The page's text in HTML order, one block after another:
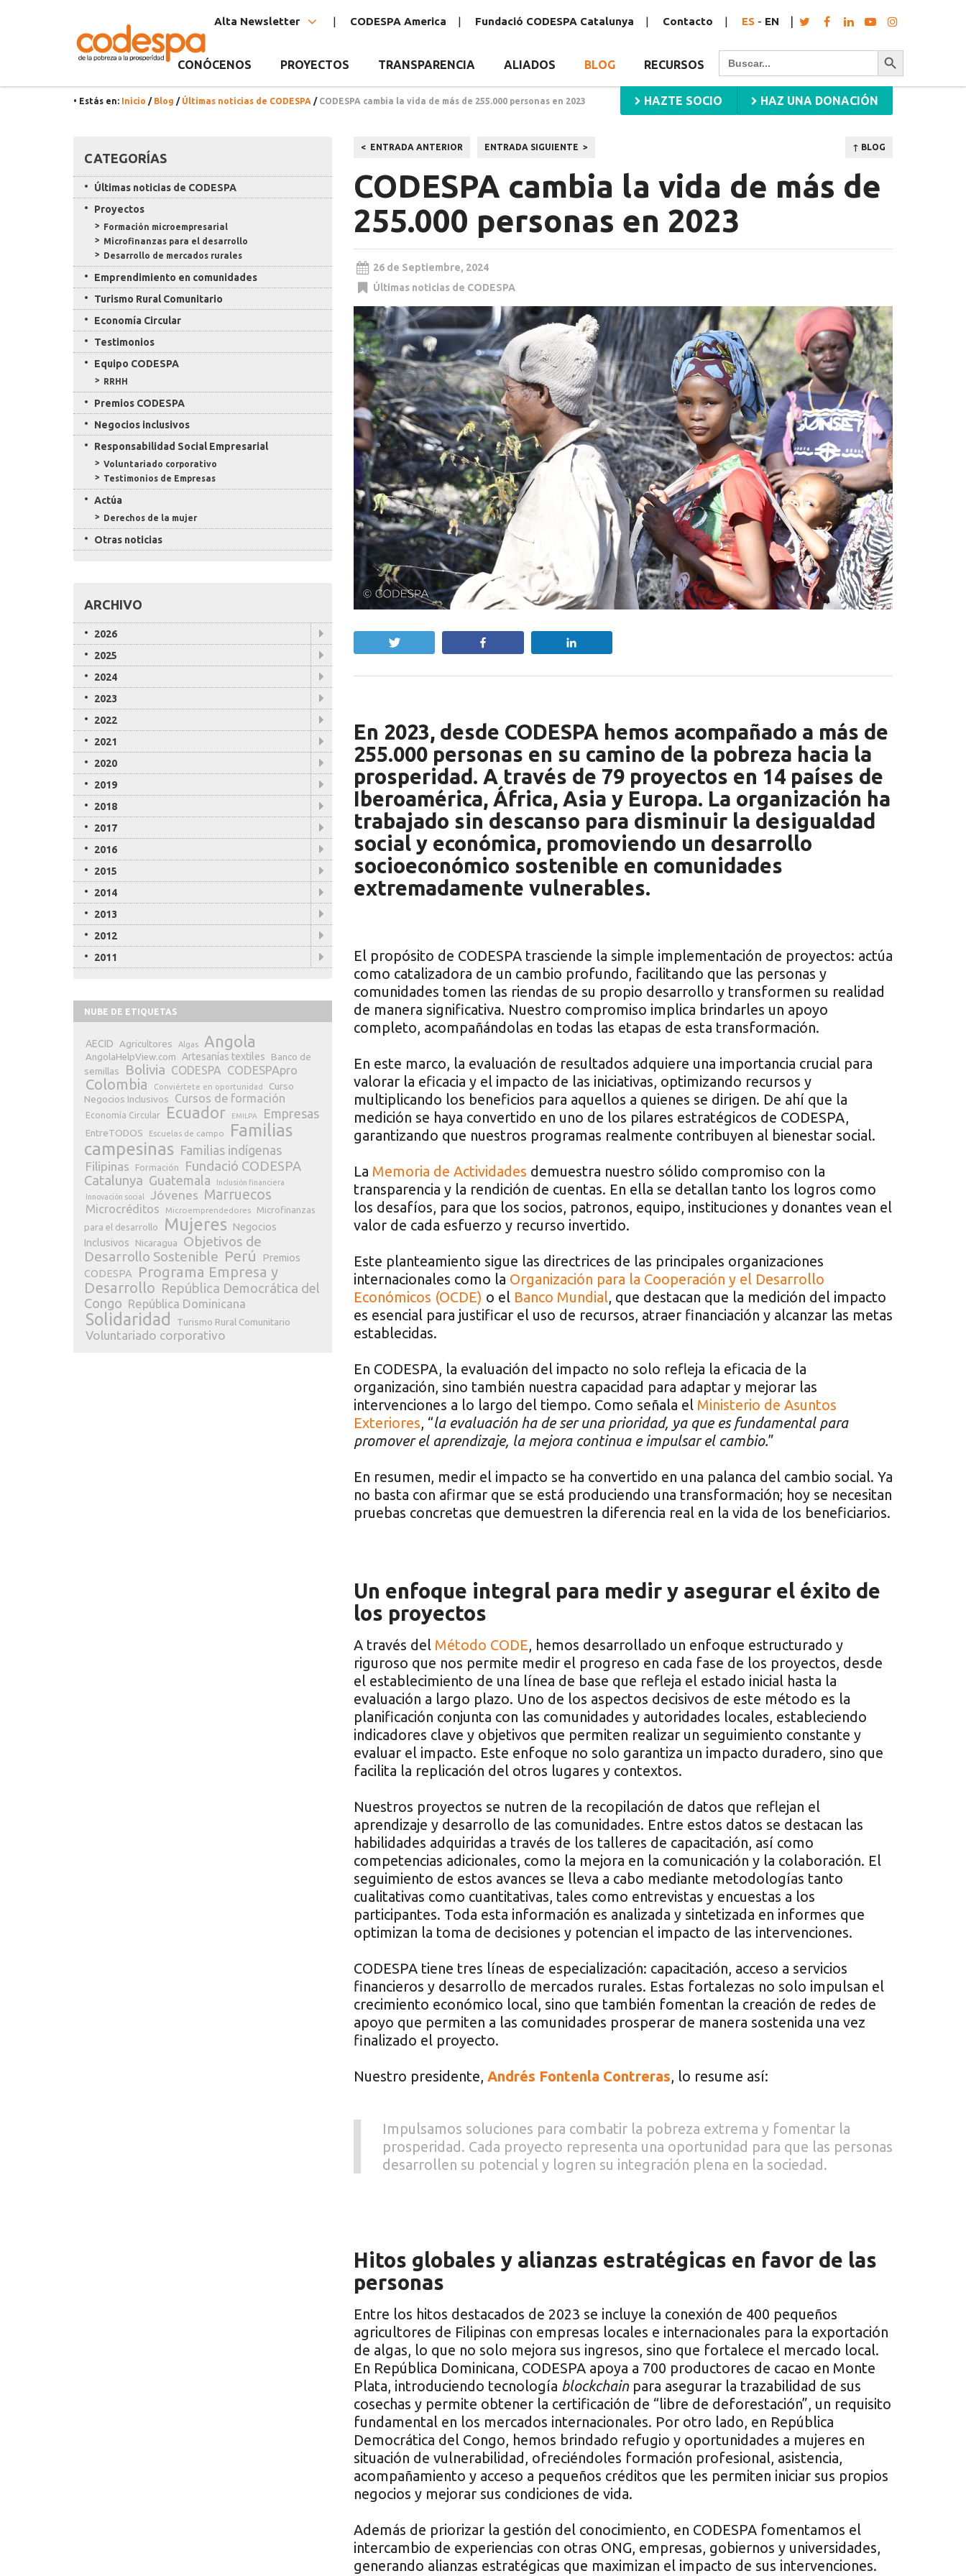
Alta Newsletter CODESPA America Fundació CODESPA Catalunya Contacto ES - EN
CONÓCENOS PROYECTOS TRANSPARENCIA ALIADOS BLOG RECURSOS
Buscar: Botón de búsqueda
HAZTE SOCIO HAZ UNA DONACIÓN
• Estás en: Inicio / Blog / Últimas noticias de CODESPA / CODESPA cambia la vida de más de 255.000 personas en 2023
↑ BLOG
Navegación
de
entradas
ENTRADA ANTERIOR ENTRADA SIGUIENTE
CODESPA cambia la vida de más de
255.000 personas en 2023
26 de Septiembre, 2024
Últimas noticias de CODESPA
En 2023, desde CODESPA hemos acompañado a más de
255.000 personas en su camino de la pobreza hacia la
prosperidad. A través de 79 proyectos en 14 países de
Iberoamérica, África, Asia y Europa. La organización ha
trabajado sin descanso para disminuir la desigualdad
social y económica, promoviendo un desarrollo
socioeconómico sostenible en comunidades
extremadamente vulnerables.
El propósito de CODESPA trasciende la simple implementación de proyectos: actúa
como catalizadora de un cambio profundo, facilitando que las personas y
comunidades tomen las riendas de su propio desarrollo y transformen su realidad
de manera significativa. Nuestro compromiso implica brindarles un apoyo
completo, acompañándolas en todas las etapas de esta transformación.
En este marco, la evaluación de resultados adquiere una importancia crucial para
valorar la eficacia y el impacto de las iniciativas, optimizando recursos y
multiplicando los beneficios para aquellos a quienes se dirigen. De ahí que la
medición se haya convertido en uno de los pilares estratégicos de CODESPA,
garantizando que nuestros programas realmente contribuyen al bienestar social.
La Memoria de Actividades demuestra nuestro sólido compromiso con la
transparencia y la rendición de cuentas. En ella se detallan tanto los logros como
los desafíos, para que los socios, patronos, equipo, instituciones y donantes vean el
valor de cada esfuerzo y recurso invertido.
Este planteamiento sigue las directrices de las principales organizaciones
internacionales como la Organización para la Cooperación y el Desarrollo
Económicos (OCDE) o el Banco Mundial
, que destacan que la medición del impacto
es esencial para justificar el uso de recursos, atraer financiación y alcanzar las metas
establecidas.
En CODESPA, la evaluación del impacto no solo refleja la eficacia de la
organización, sino también nuestra capacidad para adaptar y mejorar las
intervenciones a lo largo del tiempo. Como señala el Ministerio de Asuntos
Exteriores , “la evaluación ha de ser una prioridad, ya que es fundamental para
promover el aprendizaje, la mejora continua e impulsar el cambio.”
En resumen, medir el impacto se ha convertido en una palanca del cambio social. Ya
no basta con afirmar que se está produciendo una transformación; hoy se necesitan
pruebas concretas que demuestren la diferencia real en la vida de los beneficiarios.
Un enfoque integral para medir y asegurar el éxito de
los proyectos
A través del Método CODE, hemos desarrollado un enfoque estructurado y
riguroso que nos permite medir el progreso en cada fase de los proyectos, desde
el establecimiento de una línea de base que refleja el estado inicial hasta la
evaluación a largo plazo. Uno de los aspectos decisivos de este método es la
planificación conjunta con las comunidades y autoridades locales, estableciendo
indicadores clave y objetivos que permiten realizar un seguimiento constante y
evaluar el impacto. Este enfoque no solo garantiza un impacto duradero, sino que
facilita la replicación del otros lugares y contextos.
Nuestros proyectos se nutren de la recopilación de datos que reflejan el
aprendizaje y desarrollo de las comunidades. Entre estos datos se destacan las
habilidades adquiridas a través de los talleres de capacitación, así como
competencias adicionales, como la mejora en la comunicación y la colaboración. El
seguimiento de estos avances se lleva a cabo mediante metodologías tanto
cualitativas como cuantitativas, tales como entrevistas y encuestas a los
participantes. Toda esta información es analizada y sintetizada en informes que
optimizan la toma de decisiones y potencian el impacto de las intervenciones.
CODESPA tiene tres líneas de especialización: capacitación, acceso a servicios
financieros y desarrollo de mercados rurales. Estas fortalezas no solo impulsan el
crecimiento económico local, sino que también fomentan la creación de redes de
apoyo que permiten a las comunidades prosperar de manera sostenida una vez
finalizado el proyecto.
Nuestro presidente, Andrés Fontenla Contreras, lo resume así:
Impulsamos soluciones para combatir la pobreza extrema y fomentar la
prosperidad. Cada proyecto representa una oportunidad para que las personas
desarrollen su potencial y logren su integración plena en la sociedad.
Hitos globales y alianzas estratégicas en favor de las
personas
Entre los hitos destacados de 2023 se incluye la conexión de 400 pequeños
agricultores de Filipinas con empresas locales e internacionales para la exportación
de algas, lo que no solo mejora sus ingresos, sino que fortalece el mercado local.
En República Dominicana, CODESPA apoya a 700 productores de cacao en Monte
Plata, introduciendo tecnología blockchainpara asegurar la trazabilidad de sus
cosechas y permite obtener la certificación de “libre de deforestación”, un requisito
fundamental en los mercados internacionales. Por otro lado, en República
Democrática del Congo, hemos brindado refugio y oportunidades a mujeres en
situación de vulnerabilidad, ofreciéndoles formación profesional, asistencia,
acompañamiento y acceso a pequeños créditos que les permiten iniciar sus propios
negocios y mejorar sus condiciones de vida.
Además de priorizar la gestión del conocimiento, en CODESPA fomentamos el
intercambio de experiencias con otras ONG, empresas, gobiernos y universidades,
generando alianzas estratégicas que maximizan el impacto de sus intervenciones.
CATEGORÍAS
Últimas noticias de CODESPA
Proyectos
Formación microempresarial
Microfinanzas para el desarrollo
Desarrollo de mercados rurales
Emprendimiento en comunidades
Turismo Rural Comunitario
Economía Circular
Testimonios
Equipo CODESPA
RRHH
Premios CODESPA
Negocios inclusivos
Responsabilidad Social Empresarial
Voluntariado corporativo
Testimonios de Empresas
Actúa
Derechos de la mujer
Otras noticias
ARCHIVO
2026
2025
2024
2023
2022
2021
2020
2019
2018
2017
2016
2015
2014
2013
2012
2011
NUBE DE ETIQUETAS
AECID Agricultores Algas Angola
AngolaHelpView.com Artesanías textiles
Banco de
semillas
Bolivia CODESPA CODESPApro
Colombia Conviértete en oportunidad
Curso
Negocios Inclusivos
Cursos de formación
Economía Circular Ecuador EMILPA Empresas
EntreTODOS Escuelas de campo
Familias
campesinas Familias indígenas
Filipinas
Formación
Fundació CODESPA
Catalunya Guatemala
Inclusión financiera
Innovación social
Jóvenes Marruecos
Microcréditos Microemprendedores
Microfinanzas
para el desarrollo
Mujeres
Negocios
Inclusivos
Nicaragua
Objetivos de
Desarrollo Sostenible Perú
Premios
CODESPA
Programa Empresa y
Desarrollo República Democrática del
Congo República Dominicana
Solidaridad Turismo Rural Comunitario
Voluntariado corporativo